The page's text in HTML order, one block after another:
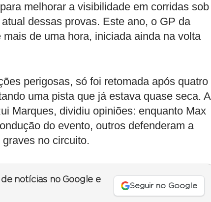
melhorar a visibilidade em corridas sob
dessas provas. Este ano, o GP da
de uma hora, iniciada ainda na volta
perigosas, só foi retomada após quatro
uma pista que já estava quase seca. A
Marques, dividiu opiniões: enquanto Max
do evento, outros defenderam a
no circuito.
notícias no Google e
Seguir no Google